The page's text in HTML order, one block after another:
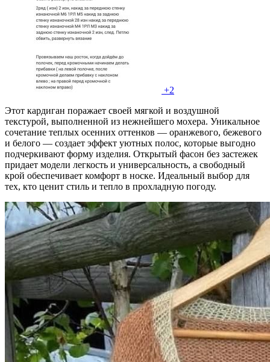
+2
Этот кардиган поражает своей мягкой и воздушной
текстурой, выполненной из нежнейшего мохера. Уникальное
сочетание теплых осенних оттенков — оранжевого, бежевого
и белого — создает эффект уютных полос, которые выгодно
подчеркивают форму изделия. Открытый фасон без застежек
придает модели легкость и универсальность, а свободный
крой обеспечивает комфорт в носке. Идеальный выбор для
тех, кто ценит стиль и тепло в прохладную погоду.